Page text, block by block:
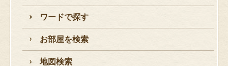
ワードで探す
お部屋を検索
地図検索